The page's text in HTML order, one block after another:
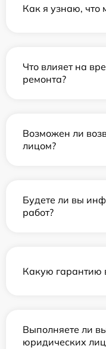
Как я узнаю, что
Что влияет на
ремонта?
Возможен ли
лицом?
Будете ли вы
работ?
Какую гарантию
Выполняете ли
юридических